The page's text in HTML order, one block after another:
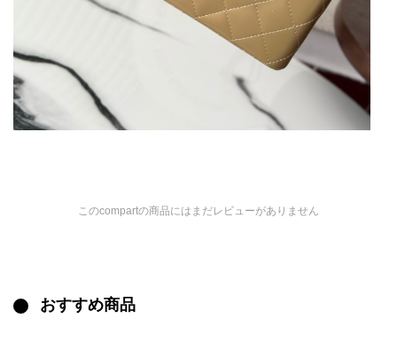
このcompartの商品にはまだレビューがありません
おすすめ商品